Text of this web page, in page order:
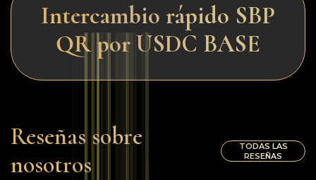
Intercambio rápido SBP
QR por USDC BASE
Reseñas sobre
nosotros
TODAS LAS
RESEÑAS